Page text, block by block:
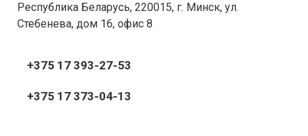
Республика Беларусь, 220015, г. Минск, ул.
Стебенева, дом 16, офис 8
+375 17 393-27-53
+375 17 373-04-13